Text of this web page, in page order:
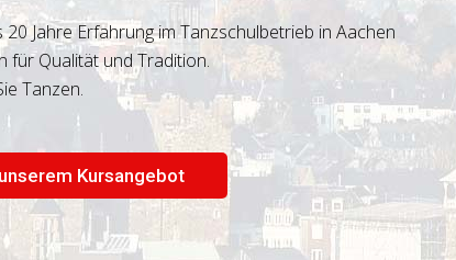
20 Jahre Erfahrung im Tanzschulbetrieb in Aachen
für Qualität und Tradition.
Tanzen.
Kursangebot